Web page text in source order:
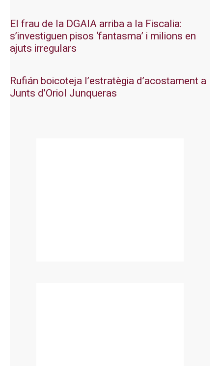
El frau de la DGAIA arriba a la Fiscalia:
s’investiguen pisos ‘fantasma’ i milions en
ajuts irregulars
Rufián boicoteja l’estratègia d’acostament a
Junts d’Oriol Junqueras